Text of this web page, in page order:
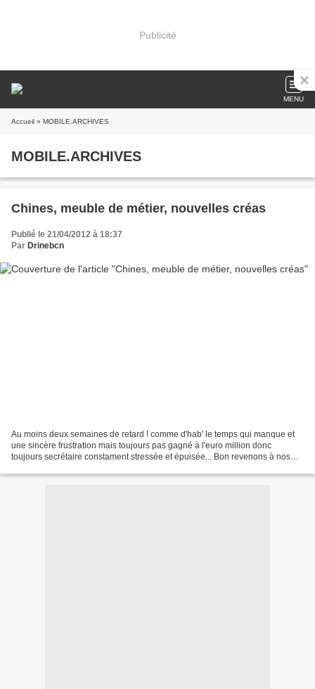
Publicité
MENU
Accueil » MOBILE.ARCHIVES
MOBILE.ARCHIVES
Chines, meuble de métier, nouvelles créas
Publié le 21/04/2012 à 18:37
Par Drinebcn
Au moins deux semaines de retard ! comme d'hab' le temps qui manque et
une sincère frustration mais toujours pas gagné à l'euro million donc
toujours secrétaire constament stressée et épuisée... Bon revenons à nos